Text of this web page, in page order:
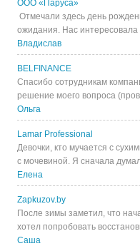
ООО «Паруса»
Отмечали здесь день
ожидания. Нас интересовала
Владислав
BELFINANCE
Спасибо сотрудникам
решение моего вопроса
Ольга
Lamar Professional
Девочки, кто мучается с
с мочевиной. Я сначала
Елена
Zapkuzov.by
После зимы заметил, что
хотел попробовать
Саша